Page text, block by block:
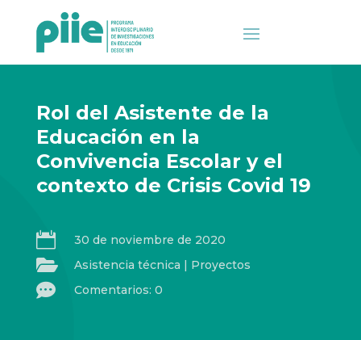
Rol del Asistente de la
Educación en la
Convivencia Escolar y el
contexto de Crisis Covid 19
 30 de noviembre de 2020
 Asistencia técnica | Proyectos
 Comentarios: 0